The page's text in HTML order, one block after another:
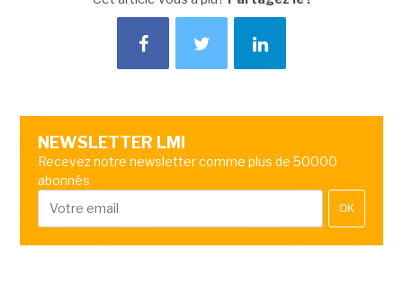
NEWSLETTER LMI
Recevez notre newsletter comme plus de 50000
abonnés
OK